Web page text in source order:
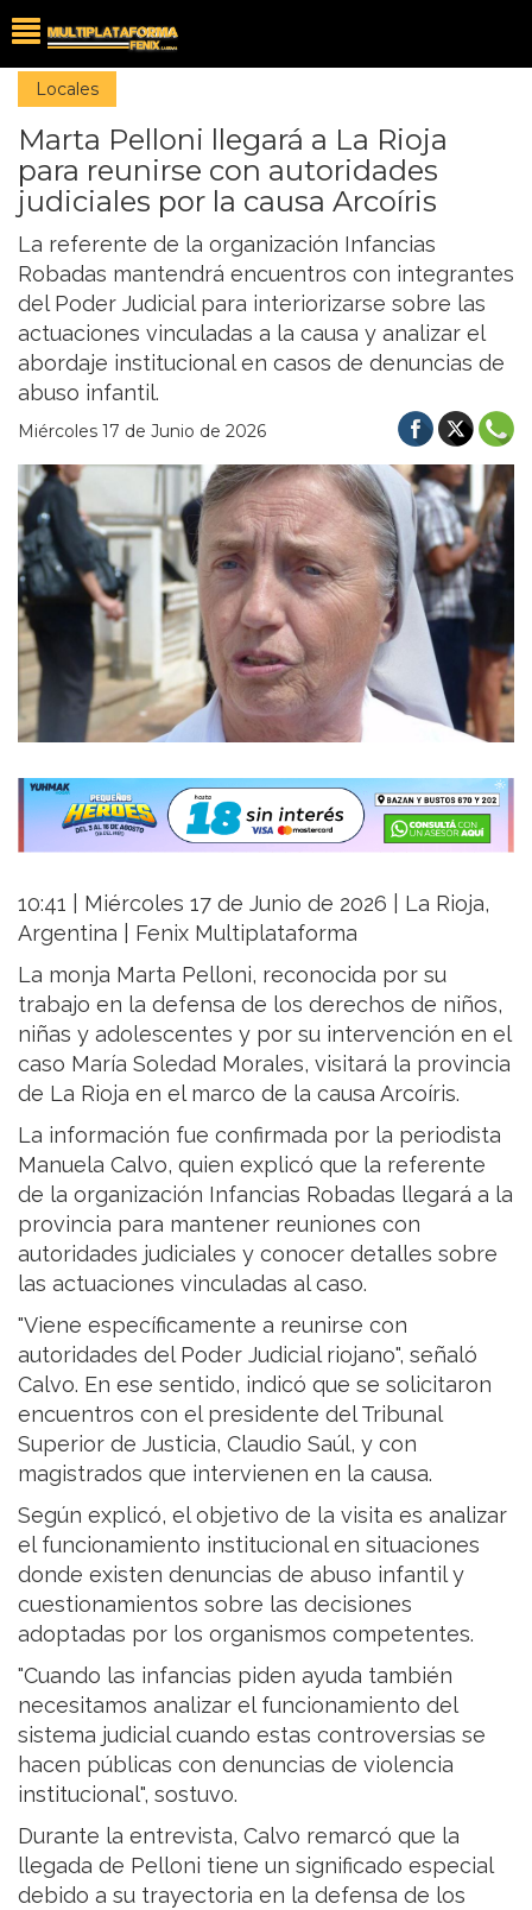
Locales
Marta Pelloni llegará a La Rioja
para reunirse con autoridades
judiciales por la causa Arcoíris
La referente de la organización Infancias
Robadas mantendrá encuentros con integrantes
del Poder Judicial para interiorizarse sobre las
actuaciones vinculadas a la causa y analizar el
abordaje institucional en casos de denuncias de
abuso infantil.
Miércoles 17 de Junio de 2026
10:41 | Miércoles 17 de Junio de 2026 | La Rioja,
Argentina | Fenix Multiplataforma
La monja Marta Pelloni, reconocida por su
trabajo en la defensa de los derechos de niños,
niñas y adolescentes y por su intervención en el
caso María Soledad Morales, visitará la provincia
de La Rioja en el marco de la causa Arcoíris.
La información fue confirmada por la periodista
Manuela Calvo, quien explicó que la referente
de la organización Infancias Robadas llegará a la
provincia para mantener reuniones con
autoridades judiciales y conocer detalles sobre
las actuaciones vinculadas al caso.
"Viene específicamente a reunirse con
autoridades del Poder Judicial riojano", señaló
Calvo. En ese sentido, indicó que se solicitaron
encuentros con el presidente del Tribunal
Superior de Justicia, Claudio Saúl, y con
magistrados que intervienen en la causa.
Según explicó, el objetivo de la visita es analizar
el funcionamiento institucional en situaciones
donde existen denuncias de abuso infantil y
cuestionamientos sobre las decisiones
adoptadas por los organismos competentes.
"Cuando las infancias piden ayuda también
necesitamos analizar el funcionamiento del
sistema judicial cuando estas controversias se
hacen públicas con denuncias de violencia
institucional", sostuvo.
Durante la entrevista, Calvo remarcó que la
llegada de Pelloni tiene un significado especial
debido a su trayectoria en la defensa de los